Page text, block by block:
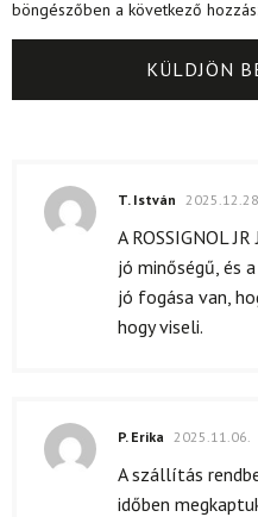
böngészőben a következő
T. István 2025.12.28.
A ROSSIGNOL
jó minőségű, és
jó fogása van,
hogy viseli.
P. Erika 2025.11.06.
A szállítás
időben